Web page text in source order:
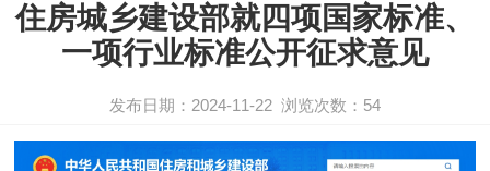
住房城乡建设部就四项国家标准、
一项行业标准公开征求意见
发布日期：2024-11-22 浏览次数： 54